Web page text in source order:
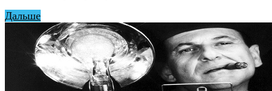
Дальше